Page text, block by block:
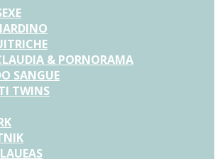
& PORNORAMA
SANGUE
TWINS